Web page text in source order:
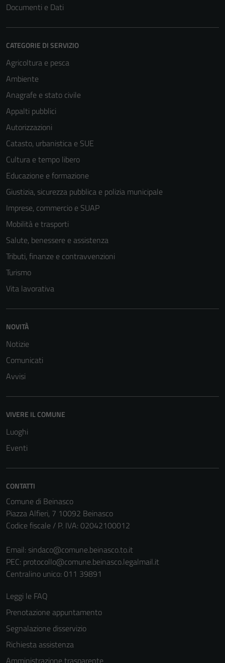
Documenti e Dati
CATEGORIE DI SERVIZIO
Agricoltura e pesca
Ambiente
Anagrafe e stato civile
Appalti pubblici
Autorizzazioni
Catasto, urbanistica e SUE
Cultura e tempo libero
Educazione e formazione
Giustizia, sicurezza pubblica e polizia municipale
Imprese, commercio e SUAP
Mobilità e trasporti
Salute, benessere e assistenza
Tributi, finanze e contravvenzioni
Turismo
Vita lavorativa
NOVITÀ
Notizie
Comunicati
Avvisi
VIVERE IL COMUNE
Luoghi
Eventi
CONTATTI
Comune di Beinasco
Piazza Alfieri, 7 10092 Beinasco
Codice fiscale / P. IVA: 02042100012
Email: sindaco@comune.beinasco.to.it
PEC: protocollo@comune.beinasco.legalmail.it
Centralino unico: 011 39891
Leggi le FAQ
Prenotazione appuntamento
Segnalazione disservizio
Richiesta assistenza
Amministrazione trasparente
sono necessari
essere
Questi cookie
non raccolgono